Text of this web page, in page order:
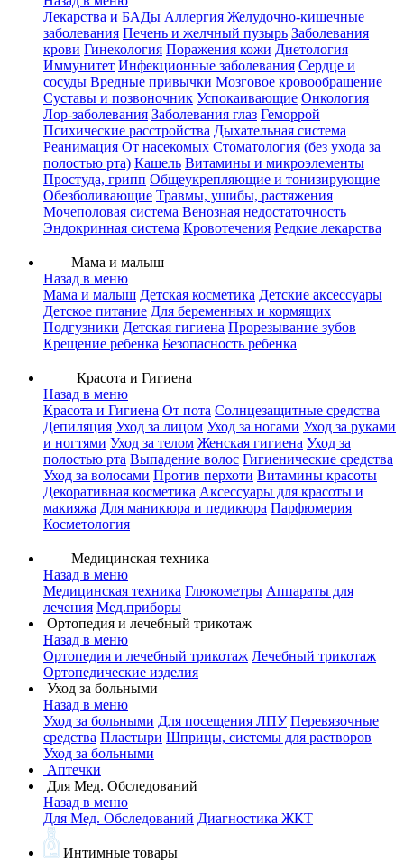
Лекарства и БАДы Аллергия Желудочно-кишечные
заболевания Печень и желчный пузырь Заболевания
крови Гинекология Поражения кожи Диетология
Иммунитет Инфекционные заболевания Сердце и
сосуды Вредные привычки Мозговое кровообращение
Суставы и позвоночник Успокаивающие Онкология
Лор-заболевания Заболевания глаз Геморрой
Психические расстройства Дыхательная система
Реанимация От насекомых Стоматология (без ухода за
полостью рта) Кашель Витамины и микроэлементы
Простуда, грипп Общеукрепляющие и тонизирующие
Обезболивающие Травмы, ушибы, растяжения
Мочеполовая система Венозная недостаточность
Эндокринная система Кровотечения Редкие лекарства
Мама и малыш
Назад в меню
Мама и малыш Детская косметика Детские аксессуары
Детское питание Для беременных и кормящих
Подгузники Детская гигиена Прорезывание зубов
Крещение ребенка Безопасность ребенка
Красота и Гигиена
Назад в меню
Красота и Гигиена От пота Солнцезащитные средства
Депиляция Уход за лицом Уход за ногами Уход за руками
и ногтями Уход за телом Женская гигиена Уход за
полостью рта Выпадение волос Гигиенические средства
Уход за волосами Против перхоти Витамины красоты
Декоративная косметика Аксессуары для красоты и
макияжа Для маникюра и педикюра Парфюмерия
Косметология
Медицинская техника
Назад в меню
Медицинская техника Глюкометры Аппараты для
лечения Мед.приборы
Ортопедия и лечебный трикотаж
Назад в меню
Ортопедия и лечебный трикотаж Лечебный трикотаж
Ортопедические изделия
Уход за больными
Назад в меню
Уход за больными Для посещения ЛПУ Перевязочные
средства Пластыри Шприцы, системы для растворов
Уход за больными
Аптечки
Для Мед. Обследований
Назад в меню
Для Мед. Обследований Диагностика ЖКТ
Интимные товары